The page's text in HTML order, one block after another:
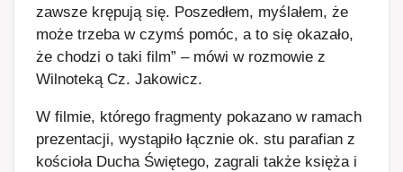
zawsze krępują się. Poszedłem, myślałem, że
może trzeba w czymś pomóc, a to się okazało,
że chodzi o taki film” – mówi w rozmowie z
Wilnoteką Cz. Jakowicz.
W filmie, którego fragmenty pokazano w ramach
prezentacji, wystąpiło łącznie ok. stu parafian z
kościoła Ducha Świętego, zagrali także księża i